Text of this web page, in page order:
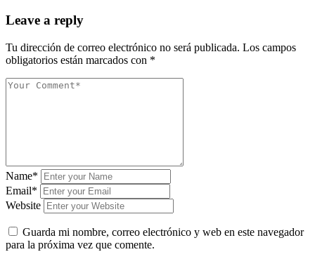
Leave a reply
Tu dirección de correo electrónico no será publicada. Los campos
obligatorios están marcados con *
Name*
Email*
Website
Guarda mi nombre, correo electrónico y web en este navegador
para la próxima vez que comente.